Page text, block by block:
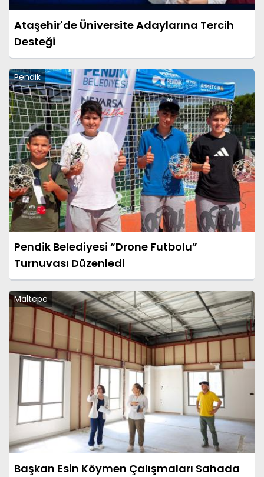
Ataşehir'de Üniversite Adaylarına Tercih
Desteği
Pendik
Pendik Belediyesi “Drone Futbolu”
Turnuvası Düzenledi
Maltepe
Başkan Esin Köymen Çalışmaları Sahada